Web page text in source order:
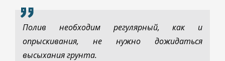
Полив необходим регулярный, как и
опрыскивания, не нужно дожидаться
высыхания грунта.